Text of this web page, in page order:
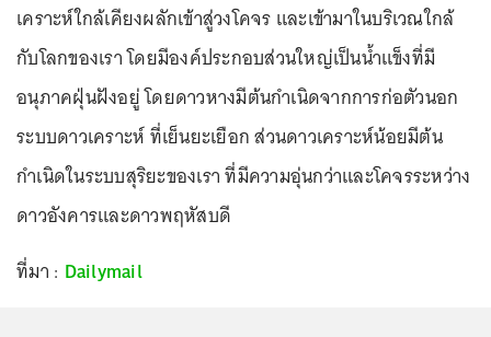
เคราะห์ใกล้เคียงผลักเข้าสู่วงโคจร และเข้ามาในบริเวณใกล้
กับโลกของเรา โดยมีองค์ประกอบส่วนใหญ่เป็นน้ำแข็งที่มี
อนุภาคฝุ่นฝังอยู่ โดยดาวหางมีต้นกำเนิดจากการก่อตัวนอก
ระบบดาวเคราะห์ ที่เย็นยะเยือก ส่วนดาวเคราะห์น้อยมีต้น
กำเนิดในระบบสุริยะของเรา ที่มีความอุ่นกว่าและโคจรระหว่าง
ดาวอังคารและดาวพฤหัสบดี
ที่มา : Dailymail